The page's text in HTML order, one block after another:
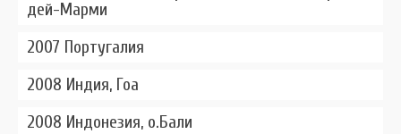
дей-Марми
2007 Португалия
2008 Индия, Гоа
2008 Индонезия, о.Бали